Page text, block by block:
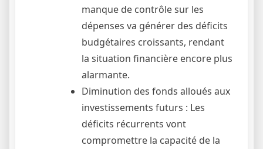
manque de contrôle sur les
dépenses va générer des déficits
budgétaires croissants, rendant
la situation financière encore plus
alarmante.
Diminution des fonds alloués aux
investissements futurs : Les
déficits récurrents vont
compromettre la capacité de la